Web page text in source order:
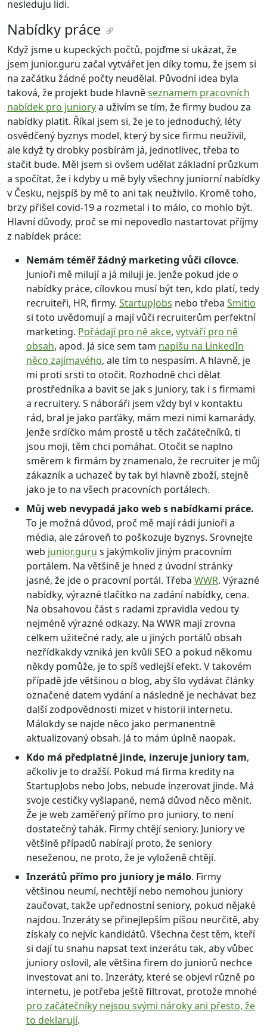
nesleduju lidi.
Nabídky práce
Když jsme u kupeckých počtů, pojďme si ukázat, že
jsem junior.guru začal vytvářet jen díky tomu, že jsem si
na začátku žádné počty neudělal. Původní idea byla
taková, že projekt bude hlavněseznamem pracovních
nabídek pro juniorya uživím se tím, že firmy budou za
nabídky platit. Říkal jsem si, že je to jednoduchý, léty
osvědčený byznys model, který by sice firmu neuživil,
ale když ty drobky posbírám já, jednotlivec, třeba to
stačit bude. Měl jsem si ovšem udělat základní průzkum
a spočítat, že i kdyby u mě byly všechny juniorní nabídky
v Česku, nejspíš by mě to ani tak neuživilo. Kromě toho,
brzy přišel covid-19 a rozmetal i to málo, co mohlo být.
Hlavní důvody, proč se mi nepovedlo nastartovat příjmy
z nabídek práce:
Nemám téměř žádný marketing vůči cílovce.
Junioři mě milují a já miluji je. Jenže pokud jde o
nabídky práce, cílovkou musí být ten, kdo platí, tedy
recruiteři, HR, firmy. StartupJobs nebo třeba Smitio
si toto uvědomují a mají vůči recruiterům perfektní
marketing. Pořádají pro ně akce, vytváří pro ně
obsah, apod. Já sice sem tam napíšu na LinkedIn
něco zajímavého, ale tím to nespasím. A hlavně, je
mi proti srsti to otočit. Rozhodně chci dělat
prostředníka a bavit se jak s juniory, tak i s firmami
a recruitery. S náboráři jsem vždy byl v kontaktu
rád, bral je jako parťáky, mám mezi nimi kamarády.
Jenže srdíčko mám prostě u těch začátečníků, ti
jsou moji, těm chci pomáhat. Otočit se naplno
směrem k firmám by znamenalo, že recruiter je můj
zákazník a uchazeč by tak byl hlavně zboží, stejně
jako je to na všech pracovních portálech.
Můj web nevypadá jako web s nabídkami práce.
To je možná důvod, proč mě mají rádi junioři a
média, ale zároveň to poškozuje byznys. Srovnejte
web junior.guru s jakýmkoliv jiným pracovním
portálem. Na většině je hned z úvodní stránky
jasné, že jde o pracovní portál. Třeba WWR. Výrazné
nabídky, výrazné tlačítko na zadání nabídky, cena.
Na obsahovou část s radami zpravidla vedou ty
nejméně výrazné odkazy. Na WWR mají zrovna
celkem užitečné rady, ale u jiných portálů obsah
nezřídkakdy vzniká jen kvůli SEO a pokud někomu
někdy pomůže, je to spíš vedlejší efekt. V takovém
případě jde většinou o blog, aby šlo vydávat články
označené datem vydání a následně je nechávat bez
další zodpovědnosti mizet v historii internetu.
Málokdy se najde něco jako permanentně
aktualizovaný obsah. Já to mám úplně naopak.
Kdo má předplatné jinde, inzeruje juniory tam,
ačkoliv je to dražší. Pokud má firma kredity na
StartupJobs nebo Jobs, nebude inzerovat jinde. Má
svoje cestičky vyšlapané, nemá důvod něco měnit.
Že je web zaměřený přímo pro juniory, to není
dostatečný tahák. Firmy chtějí seniory. Juniory ve
většině případů nabírají proto, že seniory
neseženou, ne proto, že je vyloženě chtějí.
Inzerátů přímo pro juniory je málo. Firmy
většinou neumí, nechtějí nebo nemohou juniory
zaučovat, takže upřednostní seniory, pokud nějaké
najdou. Inzeráty se přinejlepším píšou neurčitě, aby
získaly co nejvíc kandidátů. Všechna čest těm, kteří
si dají tu snahu napsat text inzerátu tak, aby vůbec
juniory oslovil, ale většina firem do juniorů nechce
investovat ani to. Inzeráty, které se objeví různě po
internetu, je potřeba ještě filtrovat, protože mnohé
pro začátečníky nejsou svými nároky ani přesto, že
to deklarují.